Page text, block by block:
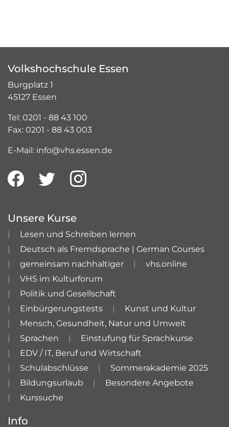
Volkshochschule Essen
Burgplatz 1
45127 Essen
Tel: 0201 - 88 43 100
Fax: 0201 - 88 43 003
E-Mail: info@vhs.essen.de
Unsere Kurse
Lesen und Schreiben lernen
Deutsch als Fremdsprache | German Courses
gemeinsam nachhaltiger
vhs.online
VHS im Kulturforum
Politik und Gesellschaft
Einbürgerungstests
Kunst und Kultur
Mensch, Gesundheit, Natur und Umwelt
Sprachen
Einstufung für Sprachkurse
EDV / IT, Beruf und Wirtschaft
Schulabschlüsse
Sommerakademie 2025
Bildungsurlaub
Besondere Angebote
Kurssuche
Info